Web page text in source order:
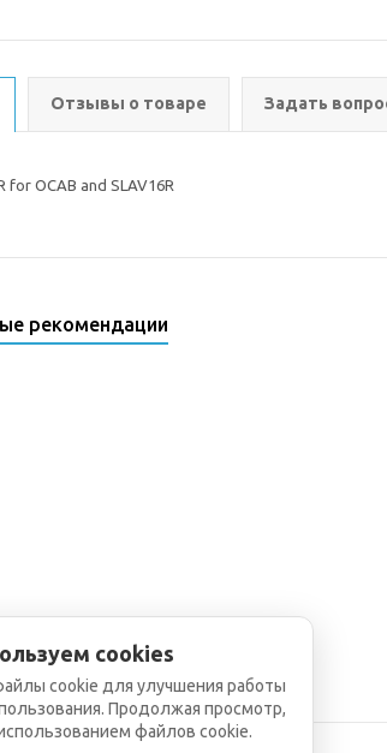
Отзывы о товаре Задать
for OCAB and SLAV16R
рекомендации
cookies
cookie для улучшения работы
Продолжая просмотр,
файлов cookie.